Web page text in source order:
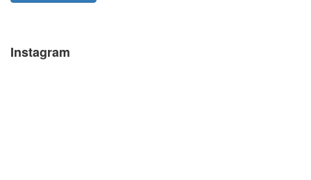
Instagram